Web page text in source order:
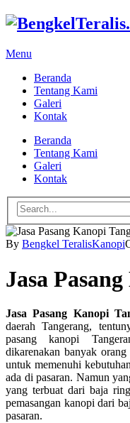
Menu
Beranda
Tentang Kami
Galeri
Kontak
Beranda
Tentang Kami
Galeri
Kontak
By Bengkel TeralisKanopi
Jasa
Jasa Pasang Kanopi
daerah Tangerang,
pasang kanopi
dikarenakan banyak
untuk memenuhi
ada di pasaran. Namun
yang terbuat dari baja
pemasangan kanopi dari
pasaran.